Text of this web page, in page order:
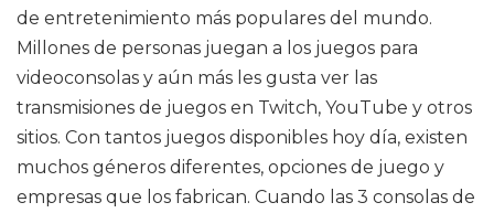
de entretenimiento más populares del mundo.
Millones de personas juegan a los juegos para
videoconsolas y aún más les gusta ver las
transmisiones de juegos en Twitch, YouTube y otros
sitios. Con tantos juegos disponibles hoy día, existen
muchos géneros diferentes, opciones de juego y
empresas que los fabrican. Cuando las 3 consolas de